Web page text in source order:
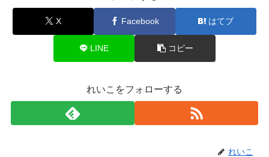
X Facebook はてブ
LINE コピー
れいこをフォローする
れいこ